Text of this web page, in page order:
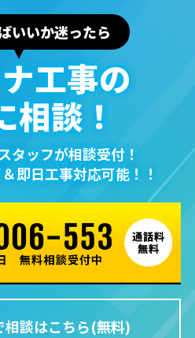
いいか迷ったら
⼯事の
相談！
タッフが相談受付！
即⽇⼯事対応可能！！
相談はこちら(無料)